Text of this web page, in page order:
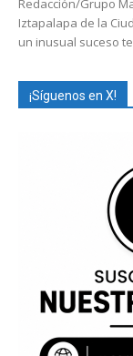
Redacción/Grupo
Iztapalapa de la
un inusual suceso
¡Síguenos en X!